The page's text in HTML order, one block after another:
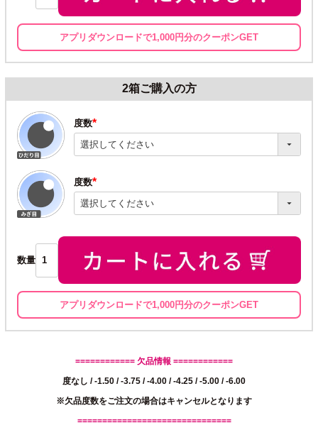
アプリダウンロードで1,000円分のクーポンGET
2箱ご購入の方
度数
(必
須)
度数
(必
須)
数量
アプリダウンロードで1,000円分のクーポンGET
============ 欠品情報 ============
度なし / -1.50 / -3.75 / -4.00 / -4.25 / -5.00 / -6.00
※欠品度数をご注文の場合はキャンセルとなります
===============================